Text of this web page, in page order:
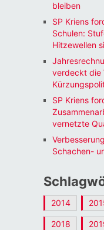
bleiben
SP Kriens
Schulen:
Hitzewellen
verdeckt die
SP Kriens
vernetzte
Schachen-
2014
2018